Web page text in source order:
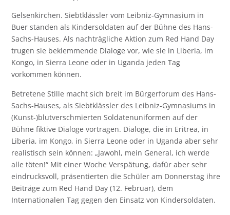
Gelsenkirchen. Siebtklässler vom Leibniz-Gymnasium in
Buer standen als Kindersoldaten auf der Bühne des Hans-
Sachs-Hauses. Als nachträgliche Aktion zum Red Hand Day
trugen sie beklemmende Dialoge vor, wie sie in Liberia, im
Kongo, in Sierra Leone oder in Uganda jeden Tag
vorkommen können.
Betretene Stille macht sich breit im Bürgerforum des Hans-
Sachs-Hauses, als Siebtklässler des Leibniz-Gymnasiums in
(Kunst-)blutverschmierten Soldatenuniformen auf der
Bühne fiktive Dialoge vortragen. Dialoge, die in Eritrea, in
Liberia, im Kongo, in Sierra Leone oder in Uganda aber sehr
realistisch sein können: „Jawohl, mein General, ich werde
alle töten!“ Mit einer Woche Verspätung, dafür aber sehr
eindrucksvoll, präsentierten die Schüler am Donnerstag ihre
Beiträge zum Red Hand Day (12. Februar), dem
Internationalen Tag gegen den Einsatz von Kindersoldaten.